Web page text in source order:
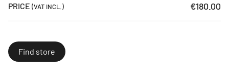
PRICE (VAT INCL.) €180.00
Find store